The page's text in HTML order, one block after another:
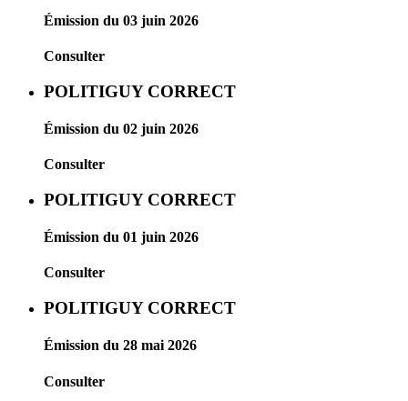
Émission du 03 juin 2026
Consulter
POLITIGUY CORRECT
Émission du 02 juin 2026
Consulter
POLITIGUY CORRECT
Émission du 01 juin 2026
Consulter
POLITIGUY CORRECT
Émission du 28 mai 2026
Consulter